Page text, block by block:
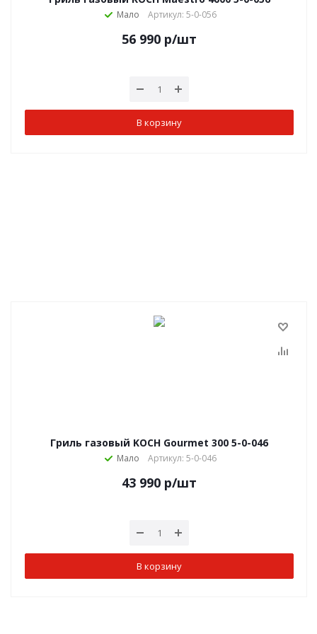
Мало Артикул: 5-0-056
56 990 р/шт
В корзину
Гриль газовый KOCH Gourmet 300 5-0-046
Мало Артикул: 5-0-046
43 990 р/шт
В корзину